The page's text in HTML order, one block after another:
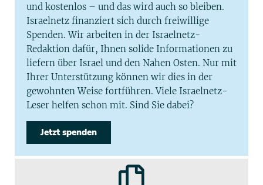
und kostenlos – und das wird auch so bleiben.
Israelnetz finanziert sich durch freiwillige
Spenden. Wir arbeiten in der Israelnetz-
Redaktion dafür, Ihnen solide Informationen zu
liefern über Israel und den Nahen Osten. Nur mit
Ihrer Unterstützung können wir dies in der
gewohnten Weise fortführen. Viele Israelnetz-
Leser helfen schon mit. Sind Sie dabei?
Jetzt spenden